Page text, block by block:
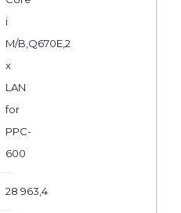
i
M/B,Q670E,2
x
LAN
for
PPC-
600
28 963,4